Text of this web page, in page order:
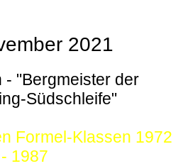
2021
- "Bergmeister der
Südschleife"
Formel-Klassen 1972
- 1987